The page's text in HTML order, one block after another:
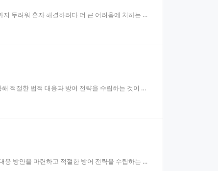
두려워 혼자 해결하려다 더 큰 어려움에 처하는 경
적절한 법적 대응과 방어 전략을 수립하는 것이 중
방안을 마련하고 적절한 방어 전략을 수립하는 것